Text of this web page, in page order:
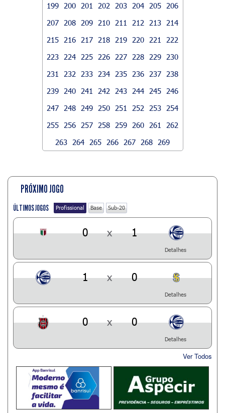
199
200 201 202 203 204 205
206
207
208 209 210 211 212 213
214
215
216 217 218 219 220 221
222
223
224 225 226 227 228 229
230
231
232 233 234 235 236 237
238
239
240 241 242 243 244 245
246
247
248 249 250 251 252 253
254
255
256 257 258 259 260 261
262
263
264 265 266 267 268 269
PRÓXIMO JOGO
ÚLTIMOS JOGOS Profissional Base Sub-20
0 x 1
Detalhes
1 x 0
Detalhes
0 x 0
Detalhes
Ver Todos